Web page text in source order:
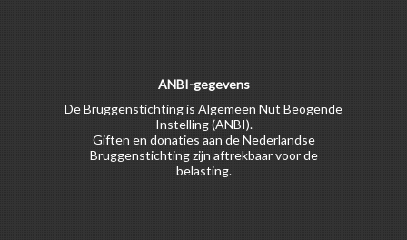
ANBI-gegevens
De Bruggenstichting is Algemeen Nut Beogende
Instelling (ANBI).
Giften en donaties aan de Nederlandse
Bruggenstichting zijn aftrekbaar voor de
belasting.